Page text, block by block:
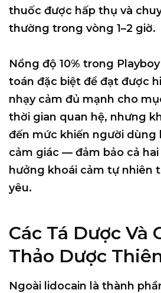
thuốc được hấp thụ và
thường trong vòng 1–2 giờ.
Nồng độ 10% trong
toán đặc biệt để đạt được
nhạy cảm đủ mạnh cho
thời gian quan hệ, nhưng
đến mức khiến người dùng
cảm giác — đảm bảo cả
hưởng khoái cảm tự nhiên
yêu.
Các Tá Dược Và
Thảo Dược
Ngoài lidocain là thành